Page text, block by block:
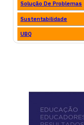
Solução De Problemas
Sustentabilidade
UBQ